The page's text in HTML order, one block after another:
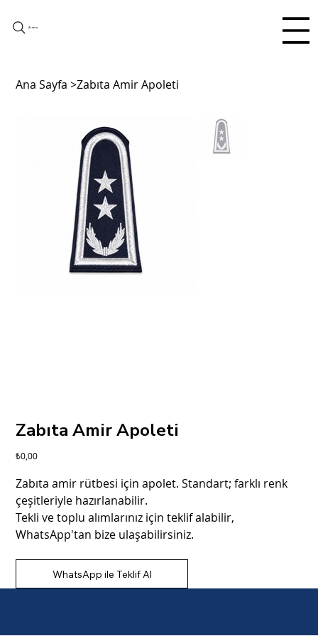
Arama
Ana Sayfa >Zabıta Amir Apoleti
Zabıta Amir Apoleti
Fiyat
₺0,00
Zabıta amir rütbesi için apolet. Standart; farklı renk
çeşitleriyle hazırlanabilir.
Tekli ve toplu alımlarınız için teklif alabilir,
WhatsApp'tan bize ulaşabilirsiniz.
WhatsApp ile Teklif Al